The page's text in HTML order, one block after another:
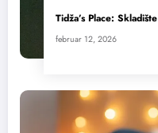
Tidža’s Place: Skladište
februar 12, 2026